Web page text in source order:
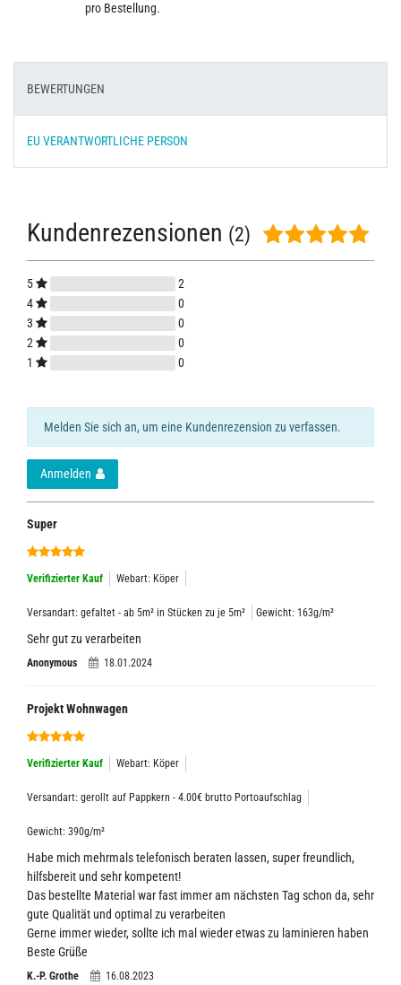
pro Bestellung.
BEWERTUNGEN
EU VERANTWORTLICHE PERSON
Kundenrezensionen (2)
5
2
4
0
3
0
2
0
1
0
Melden Sie sich an, um eine Kundenrezension zu verfassen.
Anmelden
Super
Verifizierter Kauf Webart: Köper
Versandart: gefaltet - ab 5m² in Stücken zu je 5m² Gewicht: 163g/m²
Sehr gut zu verarbeiten
Anonymous 18.01.2024
Projekt Wohnwagen
Verifizierter Kauf Webart: Köper
Versandart: gerollt auf Pappkern - 4.00€ brutto Portoaufschlag
Gewicht: 390g/m²
Habe mich mehrmals telefonisch beraten lassen, super freundlich,
hilfsbereit und sehr kompetent!
Das bestellte Material war fast immer am nächsten Tag schon da, sehr
gute Qualität und optimal zu verarbeiten
Gerne immer wieder, sollte ich mal wieder etwas zu laminieren haben
Beste Grüße
K.-P. Grothe 16.08.2023